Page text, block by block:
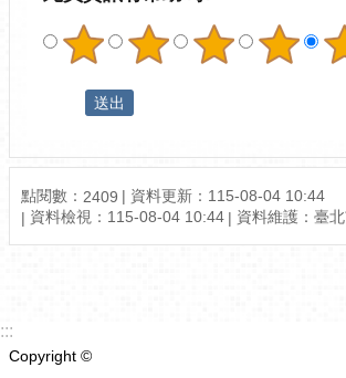
點閱數： 2409
資料更新：115-08-04 10:44
資料檢視：115-08-04 10:44
資料維護：臺
:::
Copyright ©